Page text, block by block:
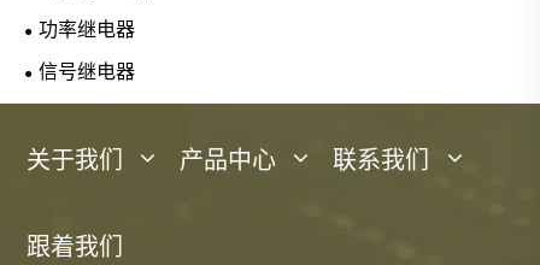
功率继电器
信号继电器
关于我们 产品中心 联系我们
跟着我们